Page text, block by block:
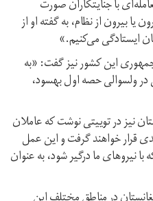
با جنایتکاران صورت
بیرون از نظام، به گفته او از
ایستادگی می‌کنیم.»
این کشور نیز گفت: «به
ولسوالی حصه اول بهسود،
نیز در توییتی نوشت که عاملان
قرار خواهند گرفت و این عمل
نیروهای ما درگیر شود، به عنوان